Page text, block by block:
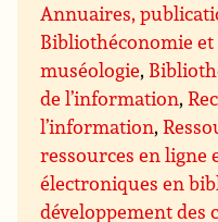
Annuaires,
Bibliothéconomie
muséologie,
de l’information,
l’information,
ressources en ligne
électroniques en
développement des